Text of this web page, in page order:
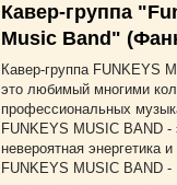
Кавер-группа
Music Band"
Кавер-группа FUNKEYS
это любимый многими
профессиональных
FUNKEYS MUSIC BAND -
невероятная энергетика
FUNKEYS MUSIC BAND -